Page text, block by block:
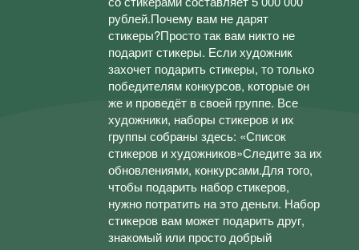
рублей.Почему вам не дарят
стикеры?Просто так вам никто не
подарит стикеры. Если художник
захочет подарить стикеры, то только
победителям конкурсов, которые он
же и проведёт в своей группе. Все
художники, наборы стикеров и их
группы собраны здесь: «Список
стикеров и художников»Следите за их
обновлениями, конкурсами.Для того,
чтобы подарить набор стикеров,
нужно потратить на это деньги. Набор
стикеров вам может подарить друг,
знакомый или просто добрый